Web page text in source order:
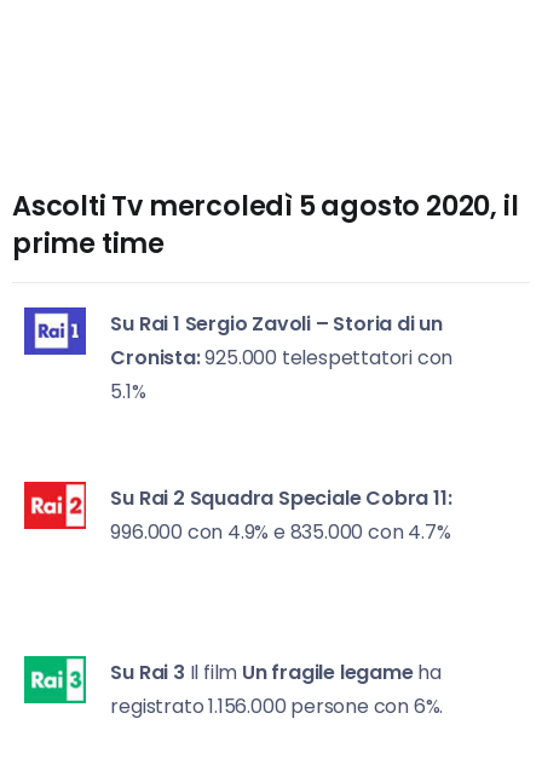
Ascolti Tv mercoledì 5 agosto 2020, il
prime time
Su Rai 1 Sergio Zavoli – Storia di un
Cronista:925.000 telespettatori con
5.1%
Su Rai 2 Squadra Speciale Cobra 11:
996.000 con 4.9% e 835.000 con 4.7%
Su Rai 3 Il film Un fragile legameha
registrato 1.156.000 persone con 6%.